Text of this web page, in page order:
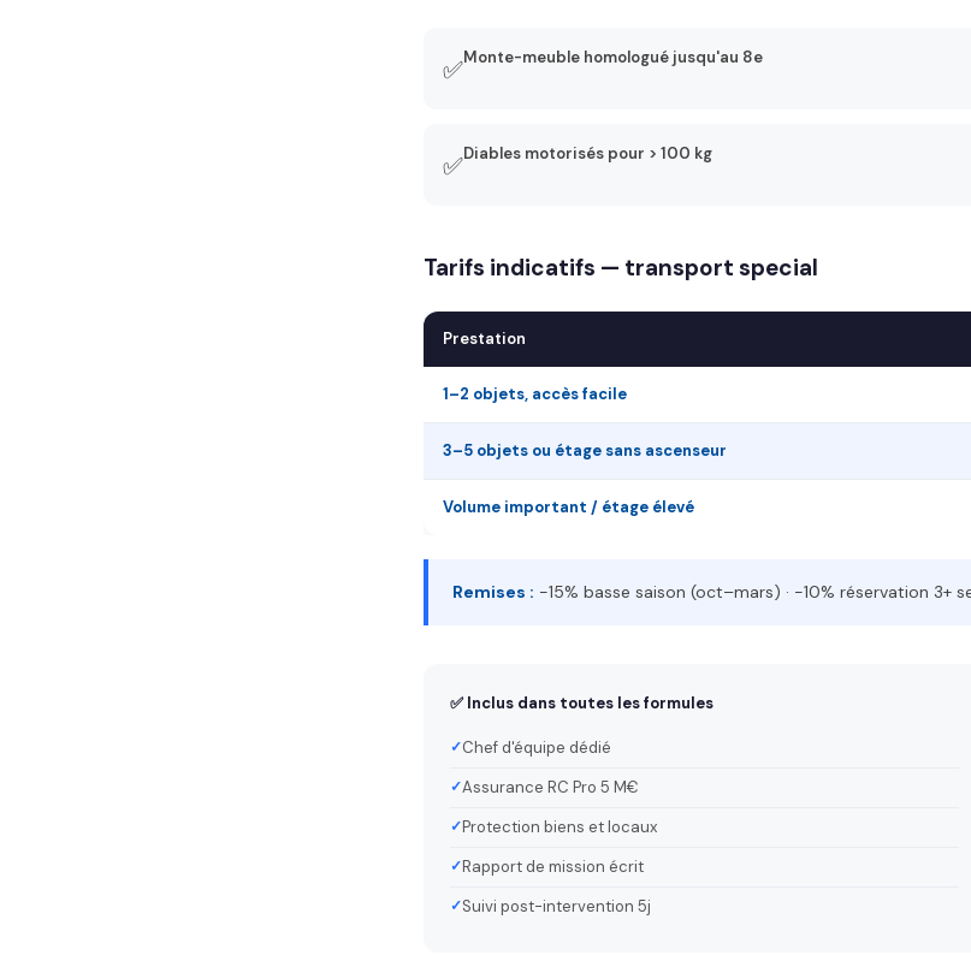
✅Monte-meuble homologué jusqu'au 8e
✅Diables motorisés pour > 100 kg
Tarifs indicatifs — transport special
Prestation
1–2 objets, accès facile
3–5 objets ou étage sans ascenseur
Volume important / étage élevé
Remises : −15% basse saison (oct–mars) · −10% réservation 3+
✅ Inclus dans toutes les formules
Chef d'équipe dédié
Assurance RC Pro 5 M€
Protection biens et locaux
Rapport de mission écrit
Suivi post-intervention 5j